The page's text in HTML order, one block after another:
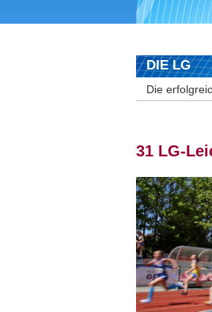
DIE LG
Die
31 LG-